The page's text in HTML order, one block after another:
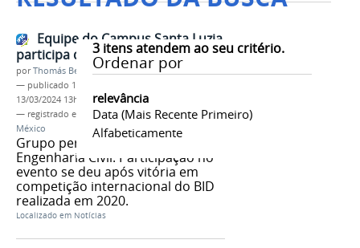
3itens atendem ao seu critério.
Ordenar por
relevância
Data (mais Recente Primeiro)
Alfabeticamente
Equipe do Campus Santa Luzia
participa de bootcamp no México
porThomás Bertozzi de Oliveira e Sousa Leão
— publicado 15/07/2021
13/03/2024 13h11
— registrado em:
BID,Campus Santa Luzia,
México
Grupo pertence ao curso de
Engenharia Civil. Participação no
evento se deu após vitória em
competição internacional do BID
realizada em 2020.
Localizado em Notícias